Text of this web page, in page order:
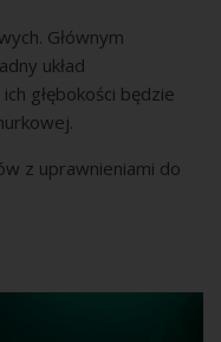
Głównym
układ
głębokości będzie
z uprawnieniami do